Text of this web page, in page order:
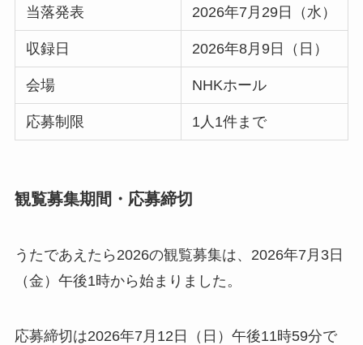
当落発表 2026年7月29日（水）
収録日 2026年8月9日（日）
会場 NHKホール
応募制限 1人1件まで
観覧募集期間・応募締切
うたであえたら2026の観覧募集は、2026年7月3日
（金）午後1時から始まりました。
応募締切は2026年7月12日（日）午後11時59分で